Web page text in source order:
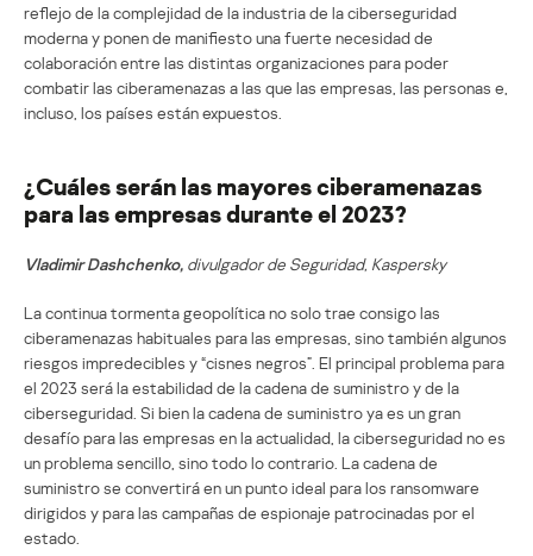
reflejo de la complejidad de la industria de la ciberseguridad
moderna y ponen de manifiesto una fuerte necesidad de
colaboración entre las distintas organizaciones para poder
combatir las ciberamenazas a las que las empresas, las personas e,
incluso, los países están expuestos.
¿Cuáles serán las mayores ciberamenazas
para las empresas durante el 2023?
Vladimir Dashchenko, divulgador de Seguridad, Kaspersky
La continua tormenta geopolítica no solo trae consigo las
ciberamenazas habituales para las empresas, sino también algunos
riesgos impredecibles y “cisnes negros”. El principal problema para
el 2023 será la estabilidad de la cadena de suministro y de la
ciberseguridad. Si bien la cadena de suministro ya es un gran
desafío para las empresas en la actualidad, la ciberseguridad no es
un problema sencillo, sino todo lo contrario. La cadena de
suministro se convertirá en un punto ideal para los ransomware
dirigidos y para las campañas de espionaje patrocinadas por el
estado.